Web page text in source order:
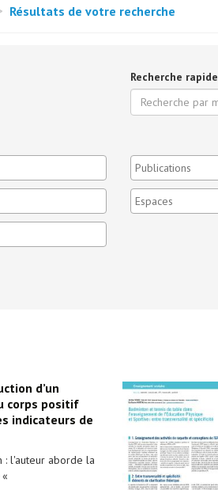
Résultats de votre recherche
Recherche rapide
d’un
corps positif
indicateurs de
: l'auteur aborde la